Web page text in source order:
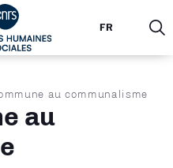
FR
au communalisme
au